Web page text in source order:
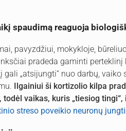
spaudimą reaguoja
pavyzdžiui, mokykloje,
pradeda gaminti
„atsijungti“ nuo darbų, vaiko
Ilgainiui ši kortizolio kilpa
vaikas, kuris „tiesiog
streso poveikio neuronų